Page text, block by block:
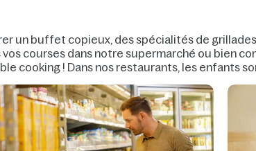
un buffet copieux, des spécialités de
courses dans notre supermarché ou bien
cooking ! Dans nos restaurants, les enfants